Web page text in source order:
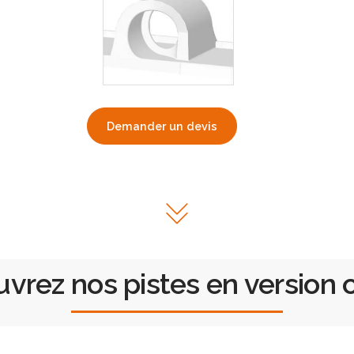
Demander un devis
nos pistes en version